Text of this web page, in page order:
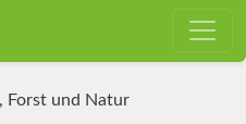
Forst und Natur